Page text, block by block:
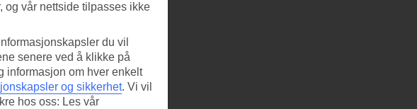
og vår nettside tilpasses ikke
du vil
senere ved å klikke på
informasjon om hver enkelt
og sikkerhet. Vi vil
hos oss: Les vår